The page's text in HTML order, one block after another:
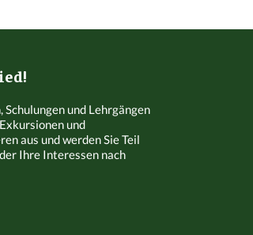
Schulungen und Lehrgängen
und
aus und werden Sie Teil
Ihre Interessen nach